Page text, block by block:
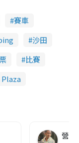
賽車
沙田
比賽
營養